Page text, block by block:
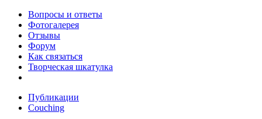
Вопросы и ответы
Фотогалерея
Отзывы
Форум
Как связаться
Творческая шкатулка
Публикации
Couching